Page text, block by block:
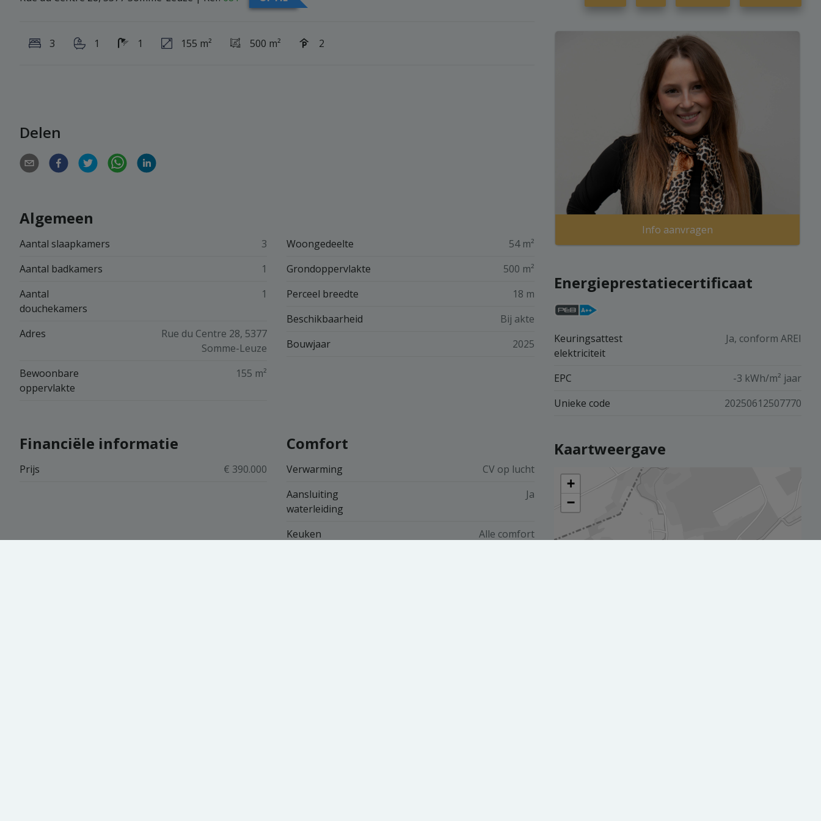
3 1 1 155 m² 500 m² 2
Delen
Algemeen
Aantal slaapkamers
3
Aantal badkamers
1
Aantal
douchekamers
1
Adres
Rue du Centre 28, 5377
Somme-Leuze
Bewoonbare
oppervlakte
155 m²
Woongedeelte
54 m²
Grondoppervlakte
500 m²
Perceel breedte
18 m
Beschikbaarheid
Bij akte
Bouwjaar
2025
Financiële informatie
Prijs € 390.000
Comfort
Verwarming
CV op lucht
Aansluiting
waterleiding
Ja
Keuken
Alle comfort
Info aanvragen
Energieprestatiecertificaat
Keuringsattest
elektriciteit
Ja, conform AREI
EPC
-3 kWh/m² jaar
Unieke code
20250612507770
Kaartweergave